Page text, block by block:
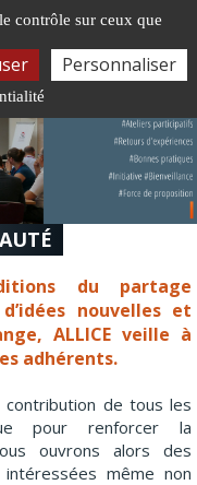
du partage
nouvelles et
ALLICE veille à
adhérents.
contribution de tous les
pour renforcer la
ouvrons alors des
même non
contrôle sur ceux que
Personnaliser